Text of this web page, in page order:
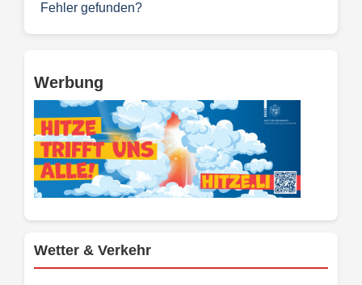
Fehler gefunden?
Werbung
Wetter & Verkehr